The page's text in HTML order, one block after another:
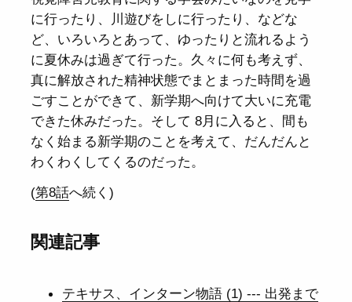
に行ったり、川遊びをしに行ったり、などな
ど、いろいろとあって、ゆったりと流れるよう
に夏休みは過ぎて行った。久々に何も考えず、
真に解放された精神状態でまとまった時間を過
ごすことができて、新学期へ向けて大いに充電
できた休みだった。そして 8月に入ると、間も
なく始まる新学期のことを考えて、だんだんと
わくわくしてくるのだった。
(第8話へ続く)
関連記事
テキサス、インターン物語 (1) --- 出発まで